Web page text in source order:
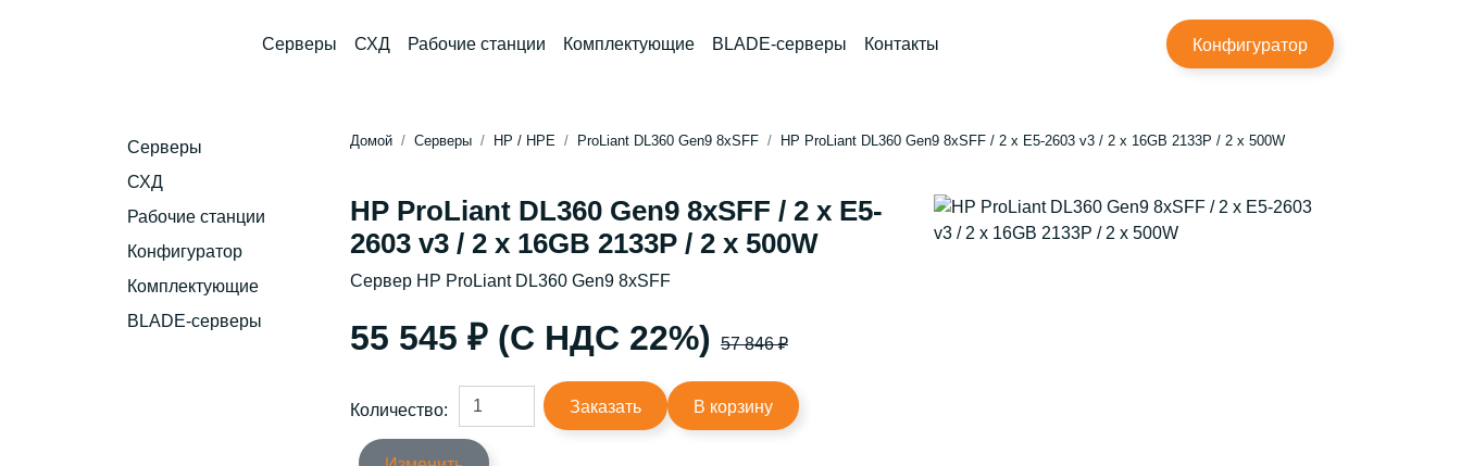
Серверы СХД Рабочие станции Комплектующие BLADE-серверы Контакты Конфигуратор
Серверы
СХД
Рабочие станции
Конфигуратор
Комплектующие
BLADE-серверы
Домой Серверы HP / HPE ProLiant DL360 Gen9 8xSFF HP ProLiant DL360 Gen9 8xSFF / 2 x E5-2603 v3 / 2 x 16GB 2133P / 2 x 500W
HP ProLiant DL360 Gen9 8xSFF / 2 x E5-
2603 v3 / 2 x 16GB 2133P / 2 x 500W
Сервер HP ProLiant DL360 Gen9 8xSFF
55 545 ₽ (С НДС 22%) 57 846 ₽
Количество: Заказать В корзину